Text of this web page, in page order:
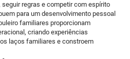
regras e competir com espírito
para um desenvolvimento pessoal
familiares proporcionam
criando experiências
laços familiares e constroem